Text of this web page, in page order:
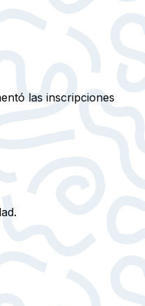
las inscripciones